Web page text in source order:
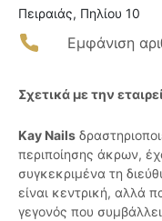
Πειραιάς, Πηλίου 10
Εμφάνιση
Σχετικά με την
Kay Nails
περιποίησης άκρων,
συγκεκριμένα τη
είναι κεντρική, αλλά
γεγονός που